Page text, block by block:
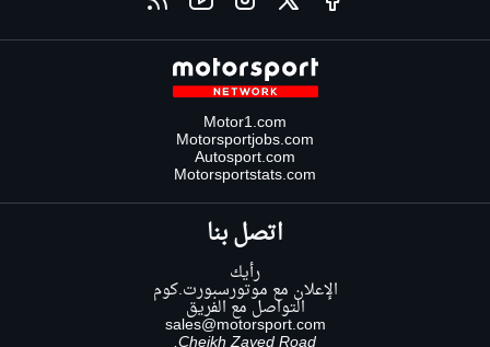
Motor1.com
Motorsportjobs.com
Autosport.com
Motorsportstats.com
اتصل بنا
رأيك
الإعلان مع موتورسبورت.كوم
التواصل مع الفريق
sales@motorsport.com